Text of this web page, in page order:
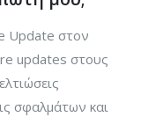
Update στον
updates στους
σφαλμάτων και